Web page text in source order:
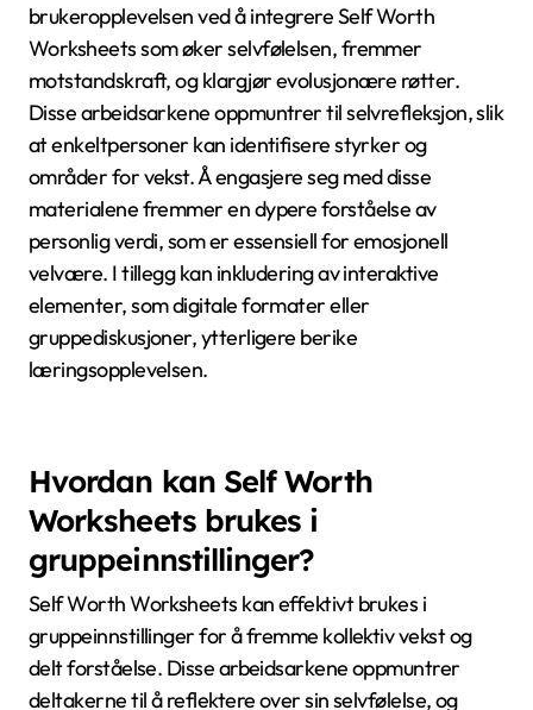
brukeropplevelsen ved å integrere Self Worth
Worksheets som øker selvfølelsen, fremmer
motstandskraft, og klargjør evolusjonære røtter.
Disse arbeidsarkene oppmuntrer til selvrefleksjon, slik
at enkeltpersoner kan identifisere styrker og
områder for vekst. Å engasjere seg med disse
materialene fremmer en dypere forståelse av
personlig verdi, som er essensiell for emosjonell
velvære. I tillegg kan inkludering av interaktive
elementer, som digitale formater eller
gruppediskusjoner, ytterligere berike
læringsopplevelsen.